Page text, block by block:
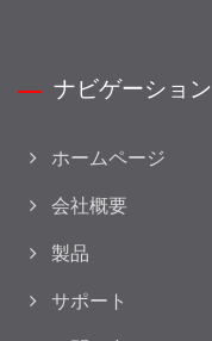
ナビゲーション
ホームページ
会社概要
製品
サポート